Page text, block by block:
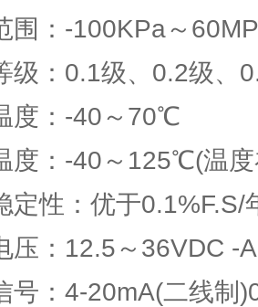
：-100KPa～
：0.1级、0.2级、
：-40～70℃
：-40～125℃(温度
性：优于0.1%F.S/
：12.5～36VDC -
：4-20mA(二线制